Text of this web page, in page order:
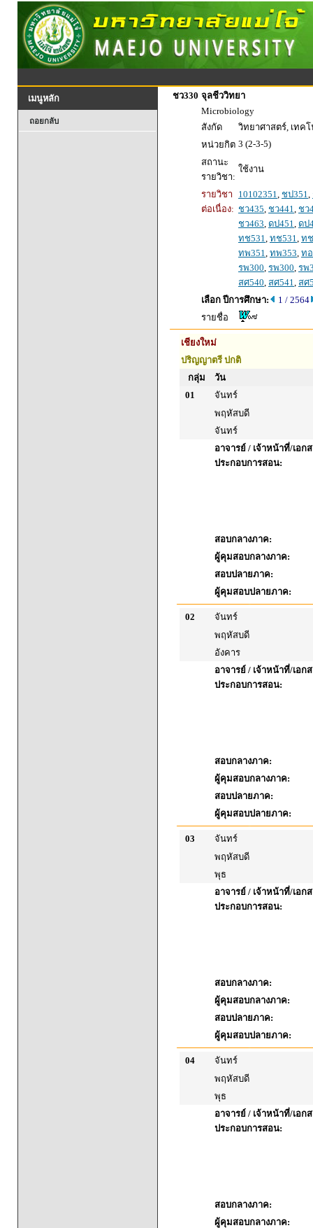
เมนูหลัก
ถอยกลับ
ชว330 จุลชีววิทยา
Microbiology
สังกัด
วิทยาศาสตร์, เทค
หน่วยกิต 3 (2-3-5)
สถานะ
รายวิชา:
ใช้งาน
รายวิชา
ต่อเนื่อง:
10102351, ชป351,
ชว435, ชว441, ชว
ชว463, ดป451, ดป
ทช531, ทช531, ท
ทพ351, ทพ353, ท
รพ300, รพ300, รพ
สศ540, สศ541, สศ
เลือก ปีการศึกษา:
1 / 2564
รายชื่อ
เชียงใหม่
ปริญญาตรี ปกติ
กลุ่ม
วัน
01
จันทร์
พฤหัสบดี
จันทร์
อาจารย์ / เจ้าหน้าที่/เอก
ประกอบการสอน:
สอบกลางภาค:
ผู้คุมสอบกลางภาค:
สอบปลายภาค:
ผู้คุมสอบปลายภาค:
02
จันทร์
พฤหัสบดี
อังคาร
อาจารย์ / เจ้าหน้าที่/เอก
ประกอบการสอน:
สอบกลางภาค:
ผู้คุมสอบกลางภาค:
สอบปลายภาค:
ผู้คุมสอบปลายภาค:
03
จันทร์
พฤหัสบดี
พุธ
อาจารย์ / เจ้าหน้าที่/เอก
ประกอบการสอน:
สอบกลางภาค:
ผู้คุมสอบกลางภาค:
สอบปลายภาค:
ผู้คุมสอบปลายภาค:
04
จันทร์
พฤหัสบดี
พุธ
อาจารย์ / เจ้าหน้าที่/เอก
ประกอบการสอน:
สอบกลางภาค:
ผู้คุมสอบกลางภาค: